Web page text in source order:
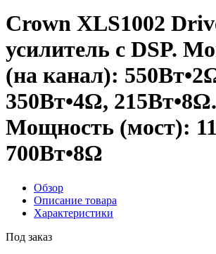
Crown XLS1002
усилитель c DSP.
(на канал):
350Вт•4Ω, 215Вт•8Ω.
Мощность (мост):
700Вт•8Ω
Обзор
Описание товара
Характеристики
Под заказ